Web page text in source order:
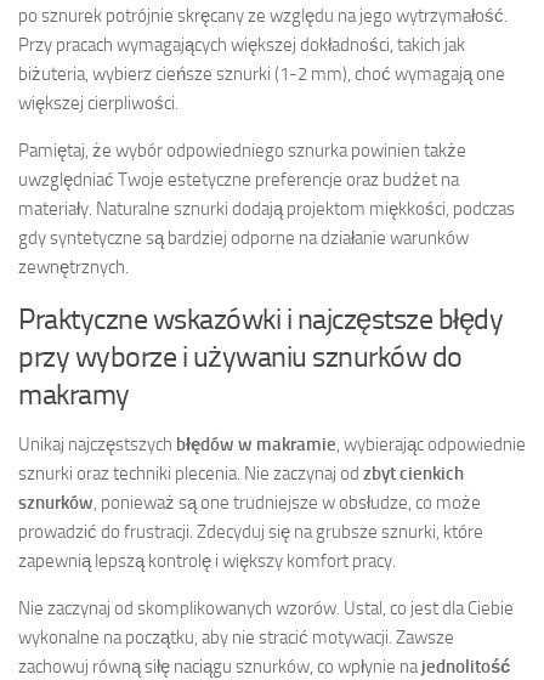
po sznurek potrójnie skręcany ze względu na jego wytrzymałość.
Przy pracach wymagających większej dokładności, takich jak
biżuteria, wybierz cieńsze sznurki (1-2 mm), choć wymagają one
większej cierpliwości.
Pamiętaj, że wybór odpowiedniego sznurka powinien także
uwzględniać Twoje estetyczne preferencje oraz budżet na
materiały. Naturalne sznurki dodają projektom miękkości, podczas
gdy syntetyczne są bardziej odporne na działanie warunków
zewnętrznych.
Praktyczne wskazówki i najczęstsze błędy
przy wyborze i używaniu sznurków do
makramy
Unikaj najczęstszych błędów w makramie, wybierając odpowiednie
sznurki oraz techniki plecenia. Nie zaczynaj od zbyt cienkich
sznurków, ponieważ są one trudniejsze w obsłudze, co może
prowadzić do frustracji. Zdecyduj się na grubsze sznurki, które
zapewnią lepszą kontrolę i większy komfort pracy.
Nie zaczynaj od skomplikowanych wzorów. Ustal, co jest dla Ciebie
wykonalne na początku, aby nie stracić motywacji. Zawsze
zachowuj równą siłę naciągu sznurków, co wpłynie najednolitość